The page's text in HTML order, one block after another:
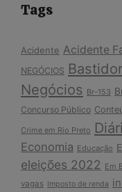
Tags
Acidente Acidente
NEGÓCIOS
Negócios Br-153
Concurso Público
Crime em Rio Preto
Economia Educação
eleições 2022 Em
vagas
Imposto de renda